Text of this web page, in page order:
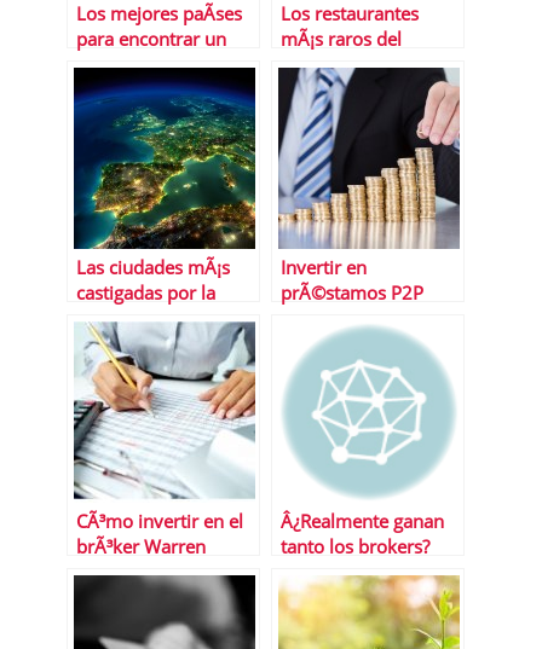
Los mejores paÃ­ses
para encontrar un
empleo a tiempo
completo
Los restaurantes
mÃ¡s raros del
mundo
Las ciudades mÃ¡s
castigadas por la
crisis
Invertir en
prÃ©stamos P2P
2022? La tarea
CÃ³mo invertir en el
brÃ³ker Warren
Bowie and Smith
Â¿Realmente ganan
tanto los brokers?